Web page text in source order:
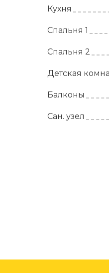
Кухня
Спальня 1
Спальня 2
Детская
Балконы
Сан. узел
Проект